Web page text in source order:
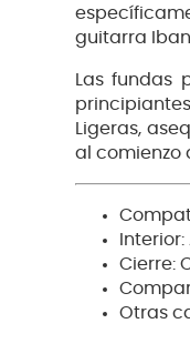
guitarra
Las fundas
Ligeras,
al comienzo
Cierre:
Otras